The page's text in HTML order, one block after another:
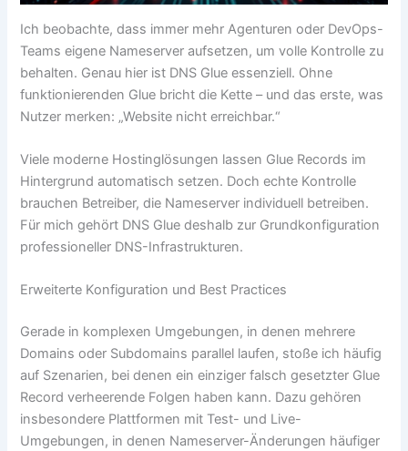
Ich beobachte, dass immer mehr Agenturen oder DevOps-
Teams eigene Nameserver aufsetzen, um volle Kontrolle zu
behalten. Genau hier ist DNS Glue essenziell. Ohne
funktionierenden Glue bricht die Kette – und das erste, was
Nutzer merken: „Website nicht erreichbar.“
Viele moderne Hostinglösungen lassen Glue Records im
Hintergrund automatisch setzen. Doch echte Kontrolle
brauchen Betreiber, die Nameserver individuell betreiben.
Für mich gehört DNS Glue deshalb zur Grundkonfiguration
professioneller DNS-Infrastrukturen.
Erweiterte Konfiguration und Best Practices
Gerade in komplexen Umgebungen, in denen mehrere
Domains oder Subdomains parallel laufen, stoße ich häufig
auf Szenarien, bei denen ein einziger falsch gesetzter Glue
Record verheerende Folgen haben kann. Dazu gehören
insbesondere Plattformen mit Test- und Live-
Umgebungen, in denen Nameserver-Änderungen häufiger